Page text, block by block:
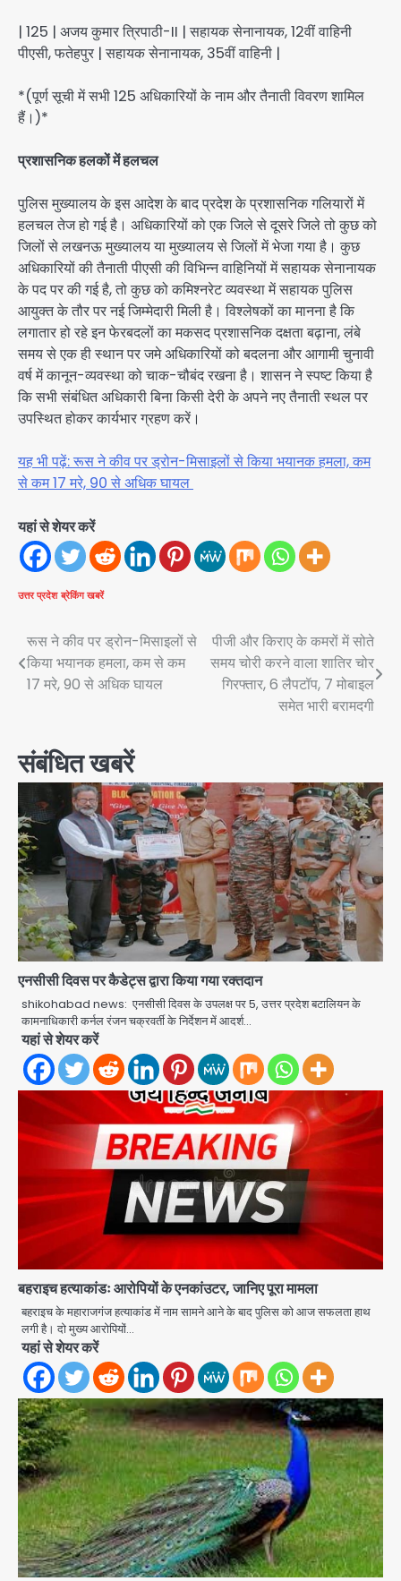
| 125 | अजय कुमार त्रिपाठी-II | सहायक सेनानायक, 12वीं वाहिनी
पीएसी, फतेहपुर | सहायक सेनानायक, 35वीं वाहिनी |
*(पूर्ण सूची में सभी 125 अधिकारियों के नाम और तैनाती विवरण शामिल
हैं।)*
प्रशासनिक हलकों में हलचल
पुलिस मुख्यालय के इस आदेश के बाद प्रदेश के प्रशासनिक गलियारों में
हलचल तेज हो गई है। अधिकारियों को एक जिले से दूसरे जिले तो कुछ को
जिलों से लखनऊ मुख्यालय या मुख्यालय से जिलों में भेजा गया है। कुछ
अधिकारियों की तैनाती पीएसी की विभिन्न वाहिनियों में सहायक सेनानायक
के पद पर की गई है, तो कुछ को कमिश्नरेट व्यवस्था में सहायक पुलिस
आयुक्त के तौर पर नई जिम्मेदारी मिली है। विश्लेषकों का मानना है कि
लगातार हो रहे इन फेरबदलों का मकसद प्रशासनिक दक्षता बढ़ाना, लंबे
समय से एक ही स्थान पर जमे अधिकारियों को बदलना और आगामी चुनावी
वर्ष में कानून-व्यवस्था को चाक-चौबंद रखना है। शासन ने स्पष्ट किया है
कि सभी संबंधित अधिकारी बिना किसी देरी के अपने नए तैनाती स्थल पर
उपस्थित होकर कार्यभार ग्रहण करें।
यह भी पढ़ें: रूस ने कीव पर ड्रोन-मिसाइलों से किया भयानक हमला, कम
से कम 17 मरे, 90 से अधिक घायल
यहां से शेयर करें
उत्तर प्रदेश ब्रेकिंग खबरें
Post
navigation
रूस ने कीव पर ड्रोन-मिसाइलों से
किया भयानक हमला, कम से कम
17 मरे, 90 से अधिक घायल
पीजी और किराए के कमरों में सोते
समय चोरी करने वाला शातिर चोर
गिरफ्तार, 6 लैपटॉप, 7 मोबाइल
समेत भारी बरामदगी
संबंधित खबरें
एनसीसी दिवस पर कैडेट्स द्वारा किया गया रक्तदान
shikohabad news: एनसीसी दिवस के उपलक्ष पर 5, उत्तर प्रदेश बटालियन के
कामनाधिकारी कर्नल रंजन चक्रवर्ती के निर्देशन में आदर्श…
यहां से शेयर करें
बहराइच हत्याकांडः आरोपियों के एनकांउटर, जानिए पूरा मामला
बहराइच के महाराजगंज हत्याकांड में नाम सामने आने के बाद पुलिस को आज सफलता हाथ
लगी है। दो मुख्य आरोपियों…
यहां से शेयर करें
2
Team JHJ
3
28 साल बाद कानून के शिकंजे में आया हत्या का
फरार आरोपी
Team JHJ